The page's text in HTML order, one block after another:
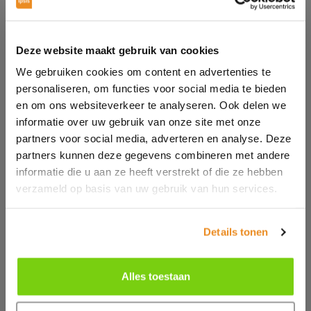
Deze website maakt gebruik van cookies
We gebruiken cookies om content en advertenties te
personaliseren, om functies voor social media te bieden
en om ons websiteverkeer te analyseren. Ook delen we
informatie over uw gebruik van onze site met onze
partners voor social media, adverteren en analyse. Deze
partners kunnen deze gegevens combineren met andere
informatie die u aan ze heeft verstrekt of die ze hebben
verzameld op basis van uw gebruik van hun services.
Details tonen
Alles toestaan
een boekje te leren. Laat mij het maar via mijn
wel belangrijk.
Online versus het 'echte' leven
Jong volwassenen in Nederland zijn weliswaar erg
bezig met hun online vrienden, maar toch is 'echt'
persoonlijk contact nog steeds heel belangrijk.
Slechts 20% zegt vooral online met vrienden en
familie te communiceren, terwijl 41% dit vooral
offline doet. Een vergelijkbaar percentage (38%) zegt
anders voordoen dan in het echte leven, meent 20%
hebben dan in 'real life'. 53% van de jong